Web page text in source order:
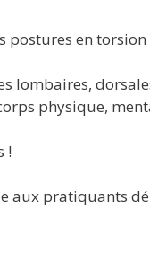
postures en torsion
lombaires,
physique,
!
aux pratiquants